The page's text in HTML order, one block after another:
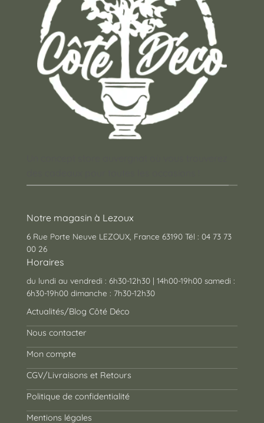
Notre magasin à Lezoux
6 Rue Porte Neuve LEZOUX, France 63190 Tél : 04 73 73
00 26
Horaires
du lundi au vendredi : 6h30-12h30 | 14h00-19h00 samedi :
6h30-19h00 dimanche : 7h30-12h30
Actualités/Blog Côté Déco
Nous contacter
Mon compte
CGV/Livraisons et Retours
Politique de confidentialité
Mentions légales